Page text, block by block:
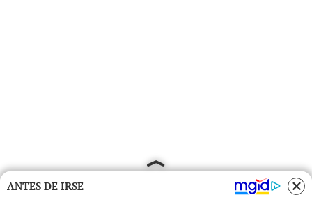
ANTES DE IRSE